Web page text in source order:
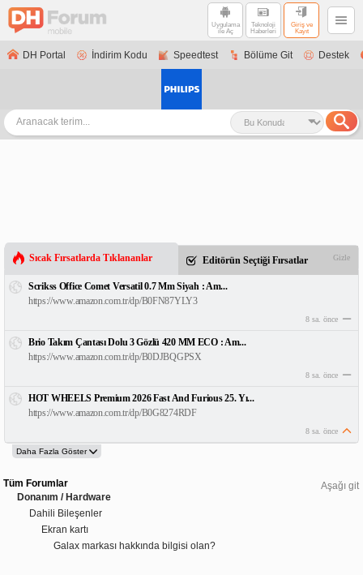
Uygulama
ile Aç
Teknoloji
Haberleri
Giriş ve
Kayıt
DH Portal İndirim Kodu Speedtest Bölüme Git Destek
Sıcak Fırsatlarda Tıklananlar Editörün Seçtiği Fırsatlar Gizle
Scrikss Office Comet Versatil 0.7 Mm Siyah : Am...
https://www.amazon.com.tr/dp/B0FN87YLY3
8 sa. önce
Brio Takım Çantası Dolu 3 Gözlü 420 MM ECO : Am...
https://www.amazon.com.tr/dp/B0DJBQGPSX
8 sa. önce
HOT WHEELS Premium 2026 Fast And Furious 25. Yı...
https://www.amazon.com.tr/dp/B0G8274RDF
8 sa. önce
Aşağı git
Tüm Forumlar
Donanım / Hardware
Dahili Bileşenler
Ekran kartı
Galax markası hakkında bilgisi olan?